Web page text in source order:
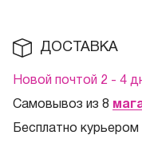
ДОСТАВКА
Новой почтой 2 - 4
Самовывоз из 8
Бесплатно курьером